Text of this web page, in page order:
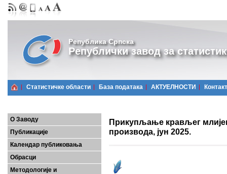
Република Српска
Републички завод за
Статистичке области Базa података АКТУЕЛНОСТИ Контакт
О Заводу
Публикације
Календар публиковања
Обрасци
Методологије и
Прикупљање крављег
производа, јун 2025.